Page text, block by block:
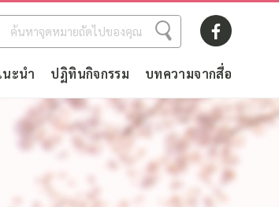
นะนำ ปฏิทินกิจกรรม บทความจากสื่อ